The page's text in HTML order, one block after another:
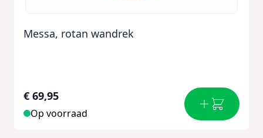
Messa, rotan wandrek
€ 69,95
Op voorraad